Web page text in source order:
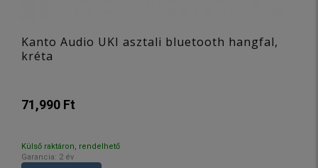
Kanto Audio UKI asztali bluetooth hangfal,
kréta
71,990 Ft
Külső raktáron, rendelhető
Garancia: 2 év